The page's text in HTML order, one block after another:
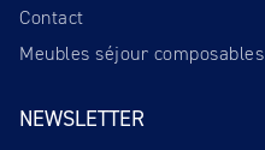
Contact
Meubles séjour composables
NEWSLETTER